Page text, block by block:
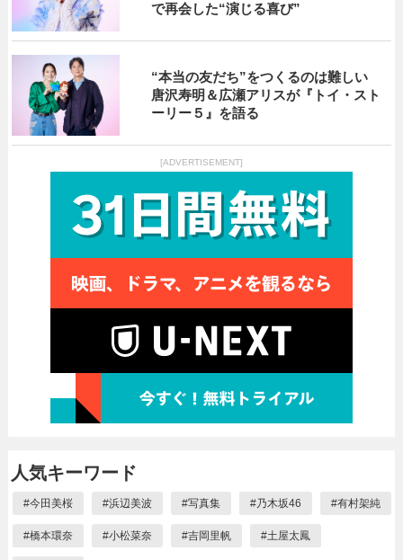
で再会した“演じる喜び”
“本当の友だち”をつくるのは難しい
唐沢寿明＆広瀬アリスが『トイ・スト
ーリー５』を語る
[ADVERTISEMENT]
人気キーワード
#今田美桜 #浜辺美波 #写真集 #乃木坂46 #有村架純
#橋本環奈 #小松菜奈 #吉岡里帆 #土屋太鳳